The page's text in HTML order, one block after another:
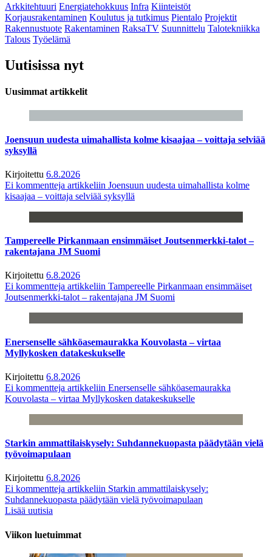
Arkkitehtuuri Energiatehokkuus Infra Kiinteistöt
Korjausrakentaminen Koulutus ja tutkimus Pientalo Projektit
Rakennustuote Rakentaminen RaksaTV Suunnittelu Talotekniikka
Talous Työelämä
Uutisissa nyt
Uusimmat artikkelit
Joensuun uudesta uimahallista kolme kisaajaa – voittaja selviää
syksyllä
Kirjoitettu 6.8.2026
Ei kommentteja artikkeliin Joensuun uudesta uimahallista kolme
kisaajaa – voittaja selviää syksyllä
Tampereelle Pirkanmaan ensimmäiset Joutsenmerkki-talot –
rakentajana JM Suomi
Kirjoitettu 6.8.2026
Ei kommentteja artikkeliin Tampereelle Pirkanmaan ensimmäiset
Joutsenmerkki-talot – rakentajana JM Suomi
Enersenselle sähköasemaurakka Kouvolasta – virtaa
Myllykosken datakeskukselle
Kirjoitettu 6.8.2026
Ei kommentteja artikkeliin Enersenselle sähköasemaurakka
Kouvolasta – virtaa Myllykosken datakeskukselle
Starkin ammattilaiskysely: Suhdannekuopasta päädytään vielä
työvoimapulaan
Kirjoitettu 6.8.2026
Ei kommentteja artikkeliin Starkin ammattilaiskysely:
Suhdannekuopasta päädytään vielä työvoimapulaan
Lisää uutisia
Viikon luetuimmat